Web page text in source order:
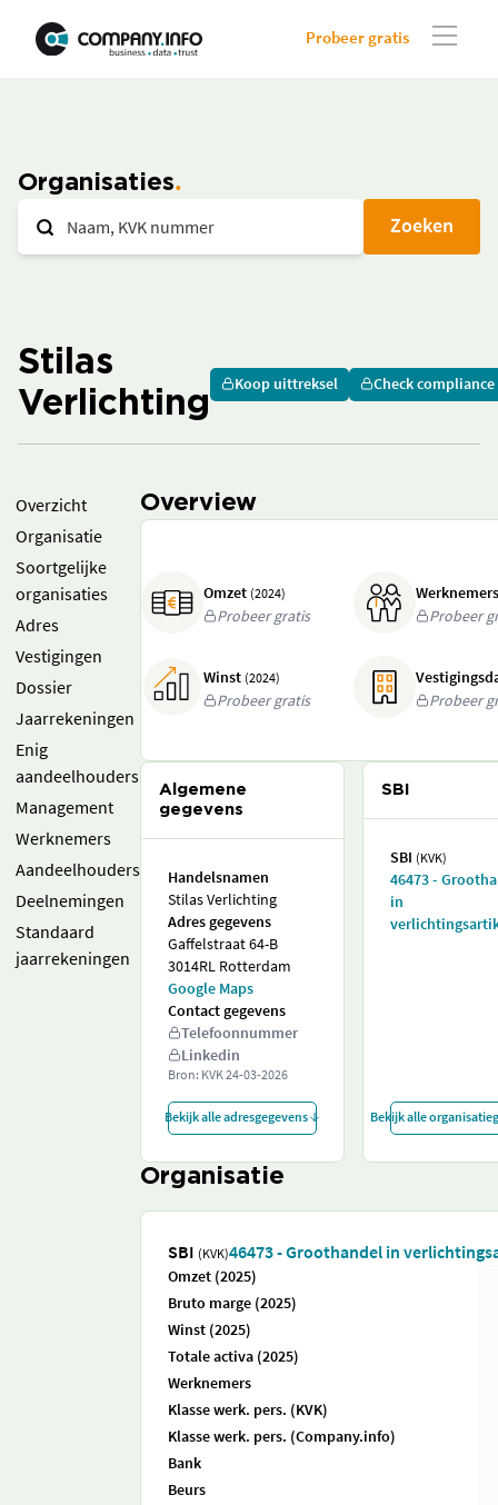
Probeer gratis
Organisaties
Zoeken
Stilas
Verlichting
Koop uittreksel Check compliance
Overzicht
Organisatie
Soortgelijke
organisaties
Adres
Vestigingen
Dossier
Jaarrekeningen
Enig
aandeelhouders
Management
Werknemers
Aandeelhouders
Deelnemingen
Standaard
jaarrekeningen
Overview
Omzet (2024)
Probeer gratis
Probeer
Winst (2024)
Probeer gratis
Probeer
Algemene
gegevens
Handelsnamen
Stilas Verlichting
Adres gegevens
Gaffelstraat 64-B
3014RL Rotterdam
Google Maps
Contact gegevens
Telefoonnummer
Linkedin
Bron: KVK24-03-2026
Bekijk alle adresgegevens
SBI
SBI (KVK)
46473 -
in
Bekijk alle
Organisatie
SBI (KVK)46473 - Groothandel in
Omzet (2025)
Bruto marge (2025)
Winst (2025)
Totale activa (2025)
Werknemers
Klasse werk. pers. (KVK)
Klasse werk. pers. (Company.info)
Bank
Beurs